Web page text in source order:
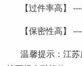
【过件率高】
【保密性高】
温馨提示：江